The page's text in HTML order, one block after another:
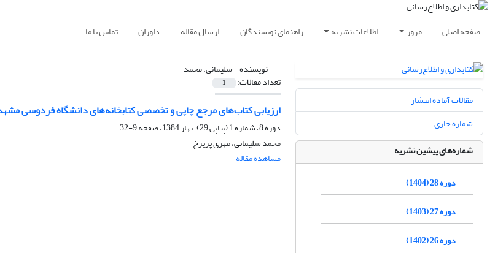
صفحه اصلی مرور اطلاعات نشریه راهنمای نویسندگان ارسال مقاله داوران تماس با ما
نویسنده =سلیمانی، محمد
تعداد مقالات: 1
ارزیابی کتاب‌های مرجع چاپی و تخصصی کتابخانه‌های دانشگاه فردوسی
دوره 8، شماره 1 (پیاپی 29)، بهار 1384، صفحه
9-32
محمد سلیمانی، مهری پریرخ
مشاهده مقاله
مقالات آماده انتشار
شماره جاری
شماره‌های پیشین نشریه
دوره 28 (1404)
دوره 27 (1403)
دوره 26 (1402)